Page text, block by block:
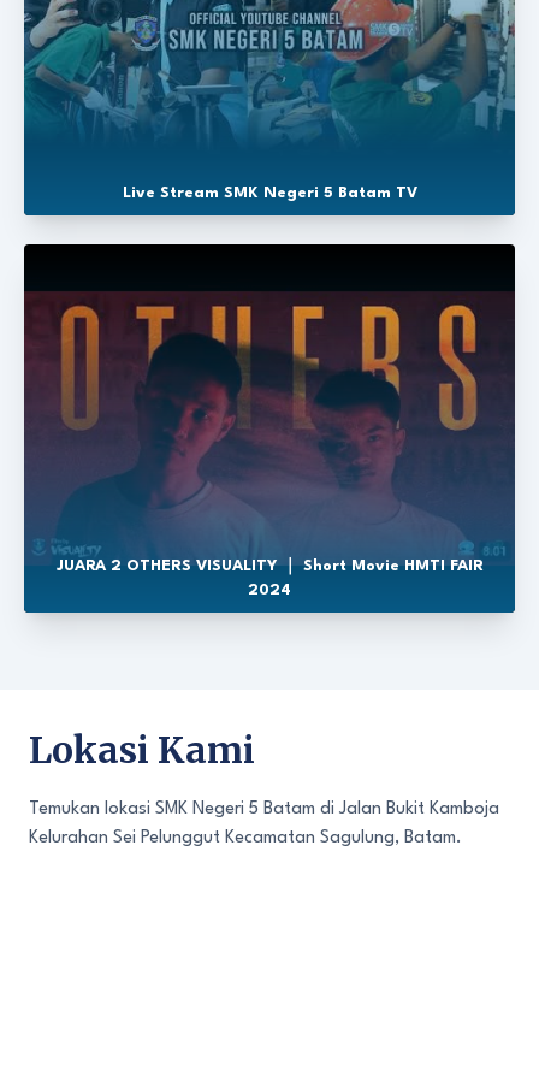
Live Stream SMK Negeri 5 Batam TV
JUARA 2 OTHERS VISUALITY ｜ Short Movie HMTI FAIR
2024
Lokasi Kami
Temukan lokasi SMK Negeri 5 Batam di Jalan Bukit Kamboja
Kelurahan Sei Pelunggut Kecamatan Sagulung, Batam.